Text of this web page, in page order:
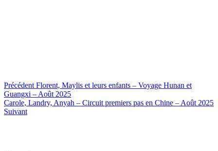
PrécédentFlorent, Maylis et leurs enfants – Voyage Hunan et
Guangxi – Août 2025
Carole, Landry, Anyah – Circuit premiers pas en Chine – Août 2025
Suivant